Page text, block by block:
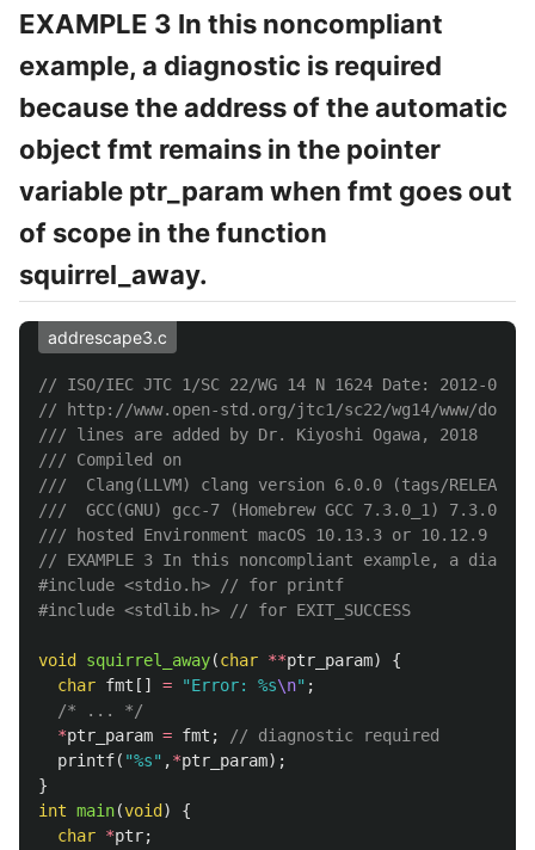
EXAMPLE 3 In this noncompliant
example, a diagnostic is required
because the address of the automatic
object fmt remains in the pointer
variable ptr_param when fmt goes out
of scope in the function
squirrel_away.
addrescape3.c
// ISO/IEC JTC 1/SC 22/WG 14 N 1624 Date: 2012-06-
// http://www.open-std.org/jtc1/sc22/wg14/www/docs/
/// lines are added by Dr. Kiyoshi Ogawa, 2018
/// Compiled on
///  Clang(LLVM) clang version 6.0.0 (tags/
///  GCC(GNU) gcc-7 (Homebrew GCC 7.3.0_1) 7.3.0
/// hosted Environment macOS 10.13.3 or 10.12.9
// EXAMPLE 3 In this noncompliant example, a
#include <stdio.h> // for printf
#include <stdlib.h> // for EXIT_SUCCESS
void squirrel_away(char **ptr_param)
{
char fmt [] = "Error: %s\n" ;
/* ... */
*ptr_param = fmt ;
// diagnostic required
printf( "%s" ,*ptr_param);
}
int main(void )
{
char *ptr;